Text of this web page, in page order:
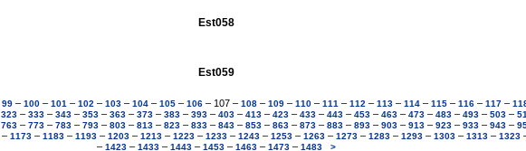
Est058
Est059
99 – 100 – 101 – 102 – 103 – 104 – 105 – 106 – 107 – 108 – 109 – 110 – 111 – 112 – 113 – 114 – 115 – 116 – 117 –
323– 333– 343– 353– 363– 373– 383– 393– 403– 413– 423– 433– 443– 453– 463– 473– 483– 493– 503–
763– 773– 783– 793– 803– 813– 823– 833– 843– 853– 863– 873– 883– 893– 903– 913– 923– 933– 943–
– 1173 – 1183 – 1193 – 1203 – 1213 – 1223 – 1233 – 1243 – 1253 – 1263 – 1273 – 1283 – 1293 – 1303 – 1313 – 1323
– 1423 – 1433 – 1443 – 1453 – 1463 – 1473 – 1483 >